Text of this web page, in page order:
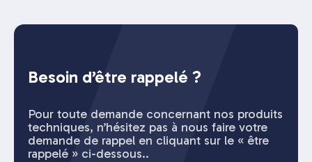
Besoin d’être rappelé ?
Pour toute demande concernant nos produits
techniques, n’hésitez pas à nous faire votre
demande de rappel en cliquant sur le « être
rappelé » ci-dessous..